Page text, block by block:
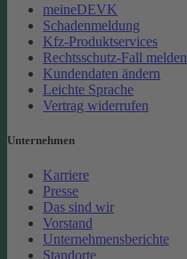
meineDEVK
Schadenmeldung
Kfz-Produktservices
Rechtsschutz-Fall melden
Kundendaten ändern
Leichte Sprache
Vertrag widerrufen
Unternehmen
Karriere
Presse
Das sind wir
Vorstand
Unternehmensberichte
Standorte